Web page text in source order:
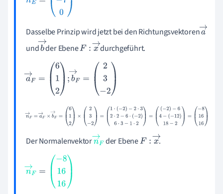
Dasselbe Prinzip wird jetzt bei den Richtungsvektorena
undbder EbeneF:x → durchgeführt.
a→F =6 12 ;b → F=23 2
n F=a →F →F= 2 × 23 =1·(-2)-2·32·2 ·(-2)6·3-1·
18-2 -81616
Der Normalenvektorn→ der EbeneF:x → .
n→F =-8 16 16